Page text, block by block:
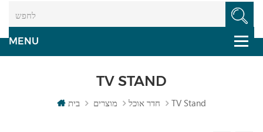
TV STAND
בית מוצרים חדר אוכל TV Stand